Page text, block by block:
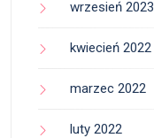
wrzesień 2023
kwiecień 2022
marzec 2022
luty 2022